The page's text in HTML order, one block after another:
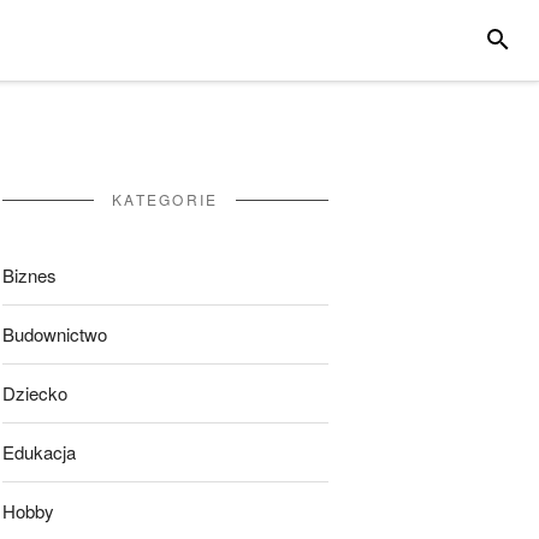
KATEGORIE
Biznes
Budownictwo
Dziecko
Edukacja
Hobby